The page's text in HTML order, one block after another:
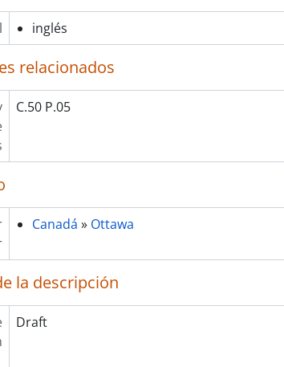
inglés
relacionados
C.50 P.05
Canadá » Ottawa
la descripción
Draft